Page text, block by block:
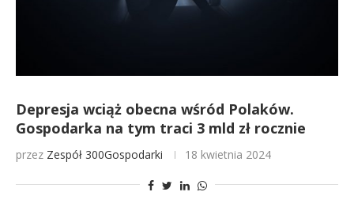
Depresja wciąż obecna wśród Polaków.
Gospodarka na tym traci 3 mld zł rocznie
przez Zespół 300Gospodarki 18 kwietnia 2024